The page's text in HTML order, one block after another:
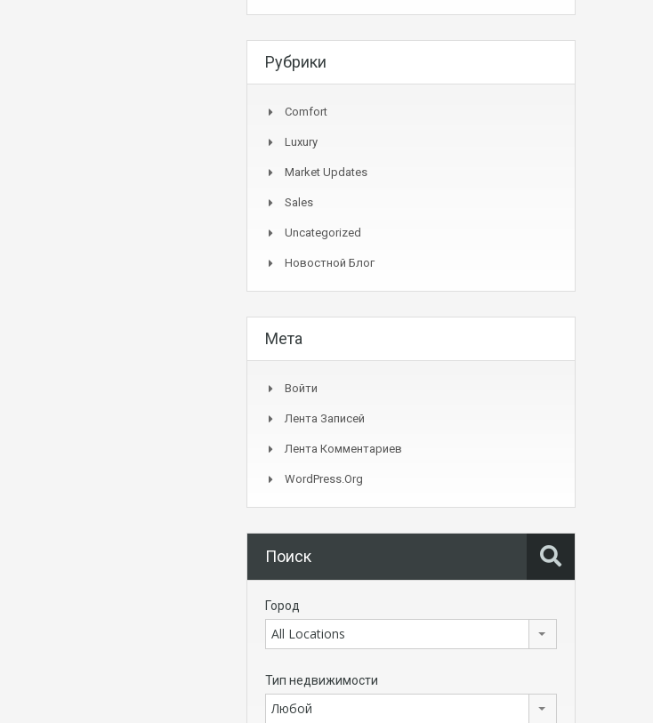
Рубрики
Comfort
Luxury
Market Updates
Sales
Uncategorized
Новостной Блог
Мета
Войти
Лента Записей
Лента Комментариев
WordPress.org
Поиск
Город
All Locations
Тип недвижимости
Любой